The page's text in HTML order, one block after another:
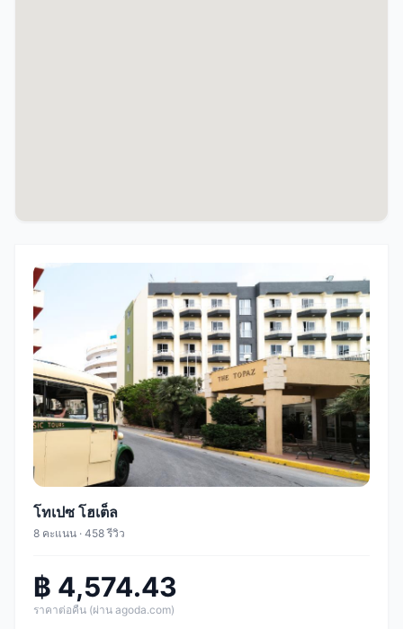
โทเปซ โฮเต็ล
8 คะแนน · 458 รีวิว
฿ 4,574.43
ราคาต่อคืน (ผ่าน agoda.com)